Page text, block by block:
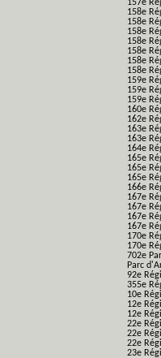
157e
158e
158e
158e
158e
158e
158e
158e
159e
159e
159e
160e
162e
163e
163e
164e
165e
165e
165e
166e
167e
167e
167e
167e
170e
170e
702e
Parc
92e
355e
10e
12e
12e
22e
22e
22e
23e